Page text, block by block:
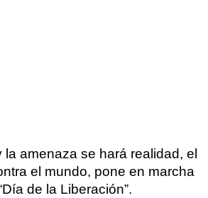
amenaza se hará realidad, el
el mundo, pone en marcha
de la Liberación”.